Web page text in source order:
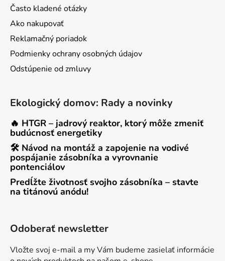
Často kladené otázky
Ako nakupovať
Reklamačný poriadok
Podmienky ochrany osobných údajov
Odstúpenie od zmluvy
Ekologický domov: Rady a novinky
🔥 HTGR – jadrový reaktor, ktorý môže zmeniť
budúcnosť energetiky
🛠 Návod na montáž a zapojenie na vodivé
pospájanie zásobníka a vyrovnanie
pontenciálov
Predĺžte životnosť svojho zásobníka – stavte
na titánovú anódu!
Odoberať newsletter
Vložte svoj e-mail a my Vám budeme zasielať informácie